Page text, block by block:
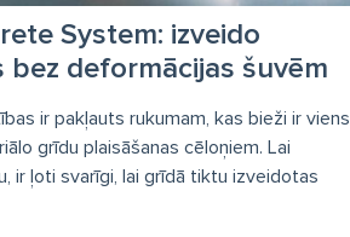
System: izveido
deformācijas šuvēm
ir pakļauts rukumam, kas bieži ir viens
grīdu plaisāšanas cēloņiem. Lai
ir ļoti svarīgi, lai grīdā tiktu izveidotas